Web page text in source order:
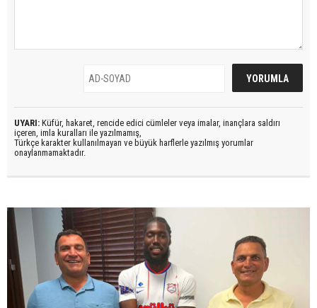
UYARI: Küfür, hakaret, rencide edici cümleler veya imalar, inançlara saldırı
içeren, imla kuralları ile yazılmamış,
Türkçe karakter kullanılmayan ve büyük harflerle yazılmış yorumlar
onaylanmamaktadır.